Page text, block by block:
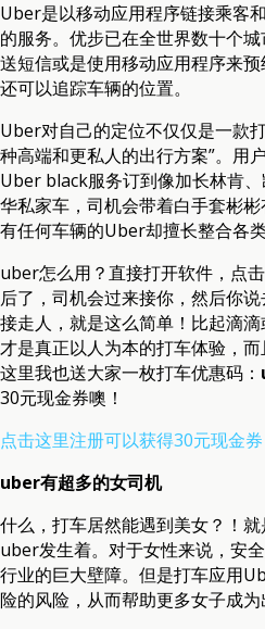
Uber是以移动应用程序链接乘客
的服务。优步已在全世界数十个
送短信或是使用移动应用程序来
还可以追踪车辆的位置。
Uber对自己的定位不仅仅是一款
种高端和更私人的出行方案”。用
Uber black服务订到像加长林肯
华私家车，司机会带着白手套彬
有任何车辆的Uber却擅长整合各类
uber怎么用？直接打开软件，点
后了，司机会过来接你，然后你
接走人，就是这么简单！比起滴
才是真正以人为本的打车体验，
这里我也送大家一枚打车优惠码：
30元现金券噢！
点击这里注册可以获得30元现金券
uber有超多的女司机
什么，打车居然能遇到美女？！
uber发生着。对于女性来说，安
行业的巨大壁障。但是打车应用
险的风险，从而帮助更多女子成为